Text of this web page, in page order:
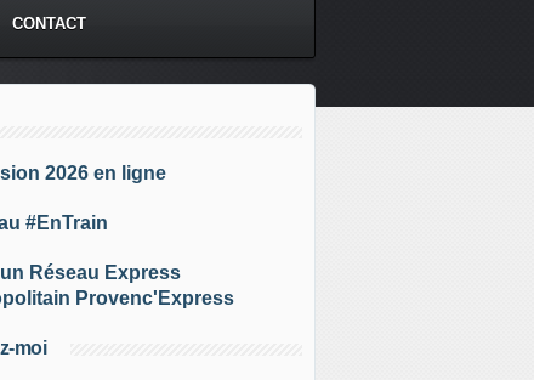
CONTACT
2026 en ligne
#EnTrain
Réseau Express
Provenc'Express
moi